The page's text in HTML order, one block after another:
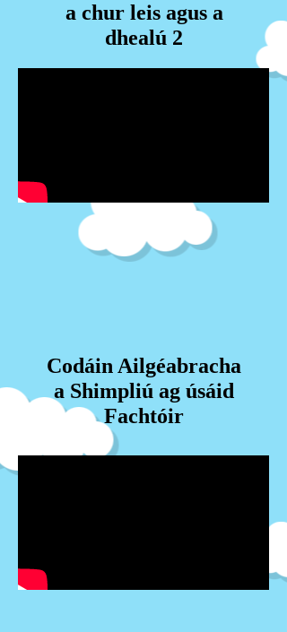
a chur leis agus a
dhealú 2
Codáin Ailgéabracha
a Shimpliú ag úsáid
Fachtóir